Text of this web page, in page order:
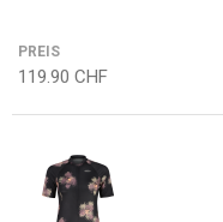
PREIS
119.90 CHF